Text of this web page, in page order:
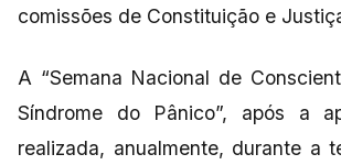
comissões de Constituição e
A “Semana Nacional de
Síndrome do Pânico”, após a
realizada, anualmente, durante a